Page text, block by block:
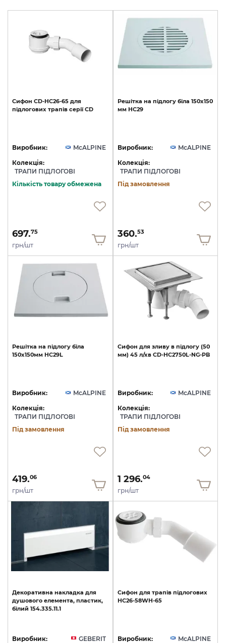
Сифон CD-HC26-65 для
підлогових трапів серії СD
Виробник:
McALPINE
Колекція:
ТРАПИ ПІДЛОГОВІ
Кількість товару обмежена
697.75
грн/шт
Решітка на підлогу біла 150х150
мм HC29
Виробник:
McALPINE
Колекція:
ТРАПИ ПІДЛОГОВІ
Під замовлення
360.53
грн/шт
Решітка на підлогу біла
150х150мм HC29L
Виробник:
McALPINE
Колекція:
ТРАПИ ПІДЛОГОВІ
Під замовлення
419.06
грн/шт
Сифон для зливу в підлогу (50
мм) 45 л/хв CD-HC2750L-NG-PB
Виробник:
McALPINE
Колекція:
ТРАПИ ПІДЛОГОВІ
Під замовлення
1 296.04
грн/шт
Декоративна накладка для
душового елемента, пластик,
білий 154.335.11.1
Виробник: GEBERIT
Сифон для трапів підлогових
HC26-58WH-65
Виробник:
McALPINE